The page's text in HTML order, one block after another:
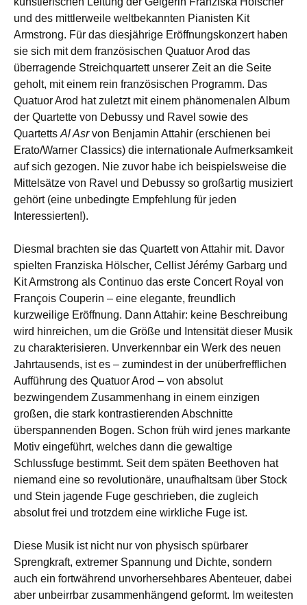
und des mittlerweile weltbekannten Pianisten Kit
Armstrong. Für das diesjährige Eröffnungskonzert haben
sie sich mit dem französischen Quatuor Arod das
überragende Streichquartett unserer Zeit an die Seite
geholt, mit einem rein französischen Programm. Das
Quatuor Arod hat zuletzt mit einem phänomenalen Album
der Quartette von Debussy und Ravel sowie des
Quartetts Al Asrvon Benjamin Attahir (erschienen bei
Erato/Warner Classics) die internationale Aufmerksamkeit
auf sich gezogen. Nie zuvor habe ich beispielsweise die
Mittelsätze von Ravel und Debussy so großartig musiziert
gehört (eine unbedingte Empfehlung für jeden
Interessierten!).
Diesmal brachten sie das Quartett von Attahir mit. Davor
spielten Franziska Hölscher, Cellist Jérémy Garbarg und
Kit Armstrong als Continuo das erste Concert Royal von
François Couperin – eine elegante, freundlich
kurzweilige Eröffnung. Dann Attahir: keine Beschreibung
wird hinreichen, um die Größe und Intensität dieser Musik
zu charakterisieren. Unverkennbar ein Werk des neuen
Jahrtausends, ist es – zumindest in der unüberfrefflichen
Aufführung des Quatuor Arod – von absolut
bezwingendem Zusammenhang in einem einzigen
großen, die stark kontrastierenden Abschnitte
überspannenden Bogen. Schon früh wird jenes markante
Motiv eingeführt, welches dann die gewaltige
Schlussfuge bestimmt. Seit dem späten Beethoven hat
niemand eine so revolutionäre, unaufhaltsam über Stock
und Stein jagende Fuge geschrieben, die zugleich
absolut frei und trotzdem eine wirkliche Fuge ist.
Diese Musik ist nicht nur von physisch spürbarer
Sprengkraft, extremer Spannung und Dichte, sondern
auch ein fortwährend unvorhersehbares Abenteuer, dabei
aber unbeirrbar zusammenhängend geformt. Im weitesten